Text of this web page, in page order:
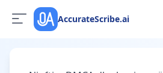
AccurateScribe.ai